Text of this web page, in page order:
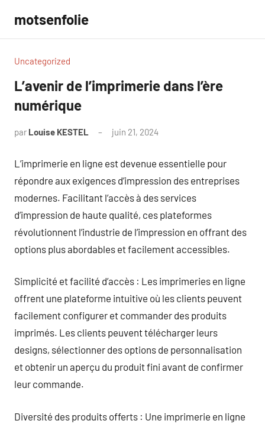
contenu
motsenfolie
Uncategorized
L’avenir de l’imprimerie dans l’ère
numérique
par Louise KESTEL juin 21, 2024
L’imprimerie en ligne est devenue essentielle pour
répondre aux exigences d’impression des entreprises
modernes. Facilitant l’accès à des services
d’impression de haute qualité, ces plateformes
révolutionnent l’industrie de l’impression en offrant des
options plus abordables et facilement accessibles.
Simplicité et facilité d’accès : Les imprimeries en ligne
offrent une plateforme intuitive où les clients peuvent
facilement configurer et commander des produits
imprimés. Les clients peuvent télécharger leurs
designs, sélectionner des options de personnalisation
et obtenir un aperçu du produit fini avant de confirmer
leur commande.
Diversité des produits offerts : Une imprimerie en ligne